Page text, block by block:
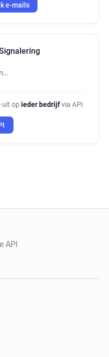
e-mails
uit op ieder bedrijfvia API
API